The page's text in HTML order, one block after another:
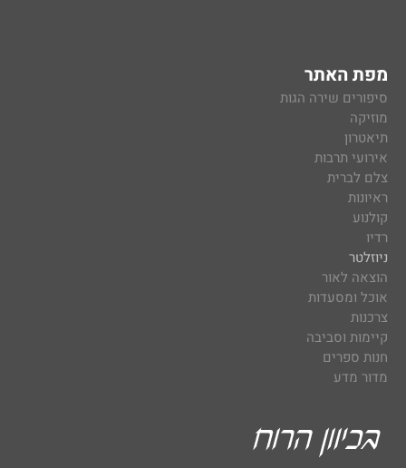
מפת האתר
סיפורים שירה הגות
מוזיקה
תיאטרון
אירועי תרבות
צלם לברית
ראיונות
קולנוע
רדיו
ניוזלטר
הוצאה לאור
אוכל ומסעדות
צרכנות
קיימות וסביבה
חנות ספרים
מדור מדע